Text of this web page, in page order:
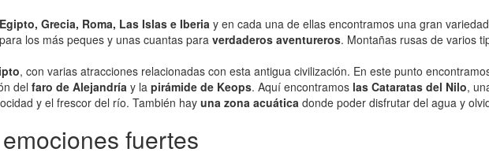
Egipto, Grecia, Roma, Las Islas e Iberia y en cada una de ellas encontramos una gran
los más peques y unas cuantas para verdaderos aventureros. Montañas rusas de varios
, con varias atracciones relacionadas con esta antigua civilización. En este punto
del faro de Alejandría y la pirámide de Keops. Aquí encontramos las Cataratas del Nilo,
y el frescor del río. También hay una zona acuática donde poder disfrutar del agua y
fuertes